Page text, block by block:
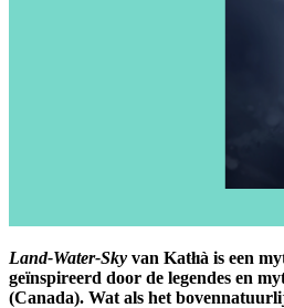
Land-Water-Sky van Katłıà is een
geïnspireerd door de legendes en
(Canada). Wat als het